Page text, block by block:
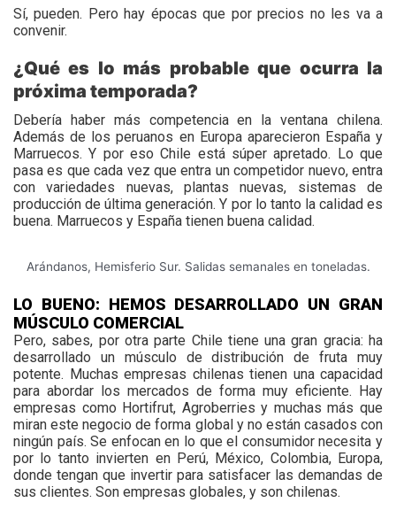
Sí, pueden. Pero hay épocas que por precios no les va a
convenir.
¿Qué es lo más probable que ocurra la
próxima temporada?
Debería haber más competencia en la ventana chilena.
Además de los peruanos en Europa aparecieron España y
Marruecos. Y por eso Chile está súper apretado. Lo que
pasa es que cada vez que entra un competidor nuevo, entra
con variedades nuevas, plantas nuevas, sistemas de
producción de última generación. Y por lo tanto la calidad es
buena. Marruecos y España tienen buena calidad.
Arándanos, Hemisferio Sur. Salidas semanales en toneladas.
LO BUENO: HEMOS DESARROLLADO UN GRAN
MÚSCULO COMERCIAL
Pero, sabes, por otra parte Chile tiene una gran gracia: ha
desarrollado un músculo de distribución de fruta muy
potente. Muchas empresas chilenas tienen una capacidad
para abordar los mercados de forma muy eficiente. Hay
empresas como Hortifrut, Agroberries y muchas más que
miran este negocio de forma global y no están casados con
ningún país. Se enfocan en lo que el consumidor necesita y
por lo tanto invierten en Perú, México, Colombia, Europa,
donde tengan que invertir para satisfacer las demandas de
sus clientes. Son empresas globales, y son chilenas.